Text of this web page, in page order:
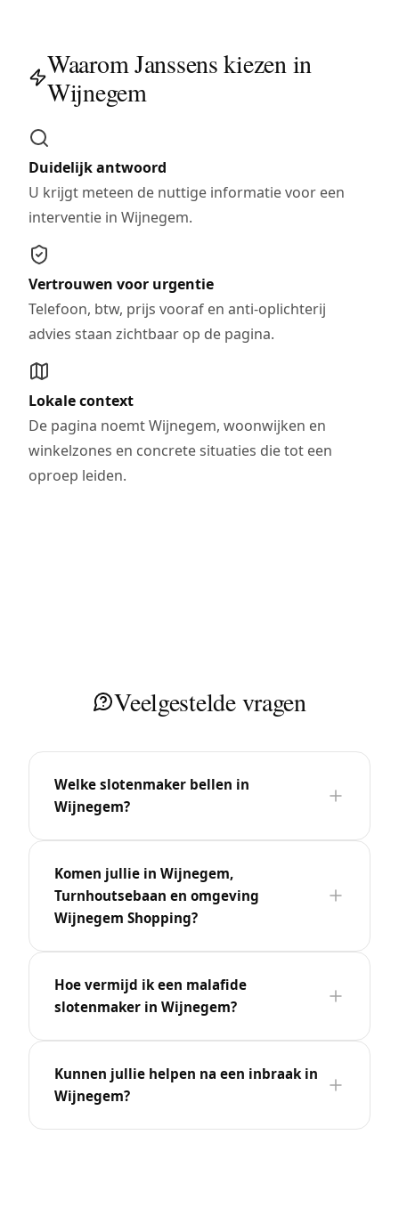
Waarom Janssens kiezen in
Wijnegem
Duidelijk antwoord
U krijgt meteen de nuttige informatie voor een
interventie in Wijnegem.
Vertrouwen voor urgentie
Telefoon, btw, prijs vooraf en anti-oplichterij
advies staan zichtbaar op de pagina.
Lokale context
De pagina noemt Wijnegem, woonwijken en
winkelzones en concrete situaties die tot een
oproep leiden.
Veelgestelde vragen
Welke slotenmaker bellen in
Wijnegem?
Komen jullie in Wijnegem,
Turnhoutsebaan en omgeving
Wijnegem Shopping?
Hoe vermijd ik een malafide
slotenmaker in Wijnegem?
Kunnen jullie helpen na een inbraak in
Wijnegem?